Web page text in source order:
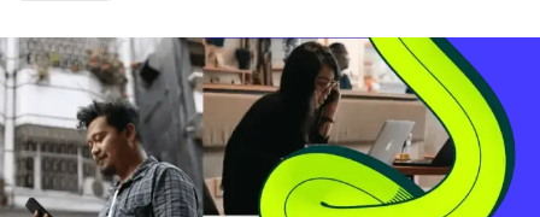
meski ada hambatan regulasi dari kegagalan Se...